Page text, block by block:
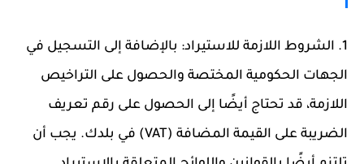
1. الشروط اللازمة للاستيراد: بالإضافة إلى التسجيل في
الجهات الحكومية المختصة والحصول على التراخيص
اللازمة، قد تحتاج أيضًا إلى الحصول على رقم تعريف
الضريبة على القيمة المضافة (VAT) في بلدك. يجب أن